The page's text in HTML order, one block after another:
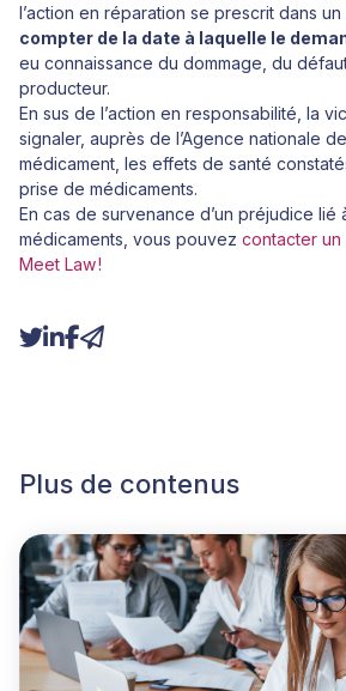
l’action en réparation se prescrit dans
compter de la date à laquelle le
eu connaissance du dommage, du
producteur.
En sus de l’action en responsabilité, la
signaler, auprès de l’Agence nationale
médicament, les effets de santé
prise de médicaments.
En cas de survenance d’un préjudice lié
médicaments, vous pouvez contacter
Meet Law !
Plus de contenus